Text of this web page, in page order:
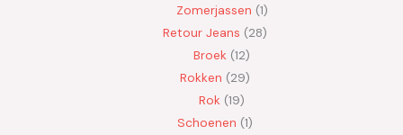
Zomerjassen 1
Retour Jeans
28
Broek 12
Rokken
29
Rok 19
Schoenen 1